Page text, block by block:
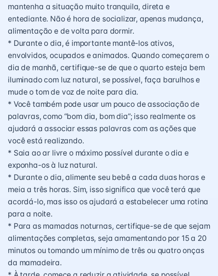
mantenha a situação muito tranquila, direta e
entediante. Não é hora de socializar, apenas mudança,
alimentação e de volta para dormir.
* Durante o dia, é importante mantê-los ativos,
envolvidos, ocupados e animados. Quando começarem o
dia de manhã, certifique-se de que o quarto esteja bem
iluminado com luz natural, se possível, faça barulhos e
mude o tom de voz de noite para dia.
* Você também pode usar um pouco de associação de
palavras, como “bom dia, bom dia”; isso realmente os
ajudará a associar essas palavras com as ações que
você está realizando.
* Saia ao ar livre o máximo possível durante o dia e
exponha-os à luz natural.
* Durante o dia, alimente seu bebê a cada duas horas e
meia a três horas. Sim, isso significa que você terá que
acordá-lo, mas isso os ajudará a estabelecer uma rotina
para a noite.
* Para as mamadas noturnas, certifique-se de que sejam
alimentações completas, seja amamentando por 15 a 20
minutos ou tomando um mínimo de três ou quatro onças
da mamadeira.